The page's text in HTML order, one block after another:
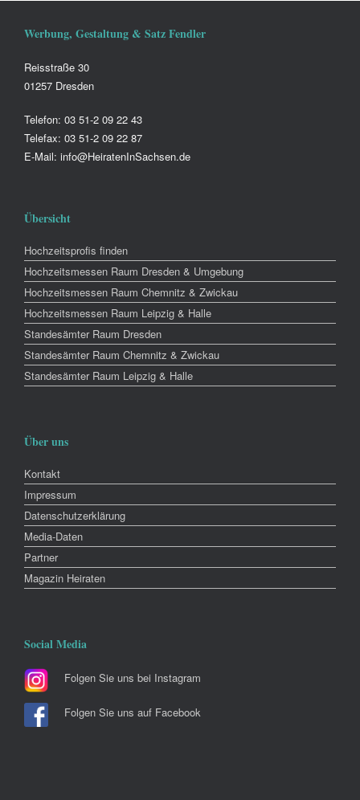
Werbung, Gestaltung & Satz Fendler
Reisstraße 30
01257 Dresden
Telefon: 03 51-2 09 22 43
Telefax: 03 51-2 09 22 87
E-Mail: info@HeiratenInSachsen.de
Übersicht
Hochzeitsprofis finden
Hochzeitsmessen Raum Dresden & Umgebung
Hochzeitsmessen Raum Chemnitz & Zwickau
Hochzeitsmessen Raum Leipzig & Halle
Standesämter Raum Dresden
Standesämter Raum Chemnitz & Zwickau
Standesämter Raum Leipzig & Halle
Über uns
Kontakt
Impressum
Datenschutzerklärung
Media-Daten
Partner
Magazin Heiraten
Social Media
Folgen Sie uns bei Instagram
Folgen Sie uns auf Facebook